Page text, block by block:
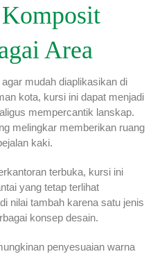
Area
mudah diaplikasikan di
kota, kursi ini dapat menjadi
mempercantik lanskap.
melingkar memberikan ruang
kaki.
terbuka, kursi ini
yang tetap terlihat
nilai tambah karena satu jenis
konsep desain.
penyesuaian warna